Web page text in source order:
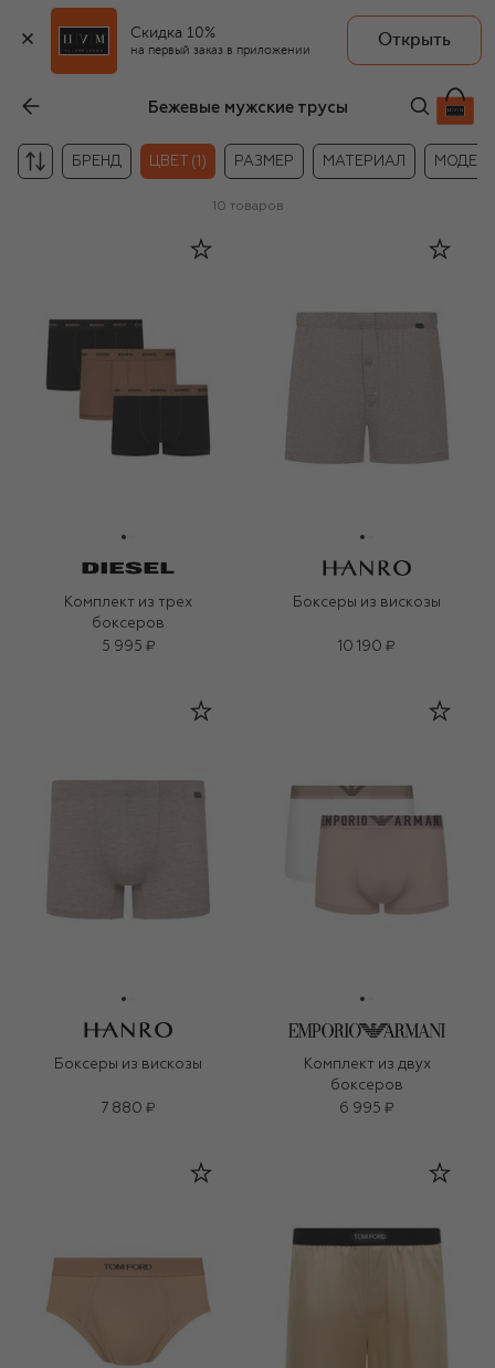
Скидка 10%
на первый заказ в приложении
Открыть
Бежевые мужские трусы
БРЕНД ЦВЕТ (1) РАЗМЕР МАТЕРИАЛ
10 товаров
Комплект из трех
боксеров
5 995 ₽
Боксеры из вискозы
10 190 ₽
Боксеры из вискозы
7 880 ₽
Комплект из двух
боксеров
6 995 ₽